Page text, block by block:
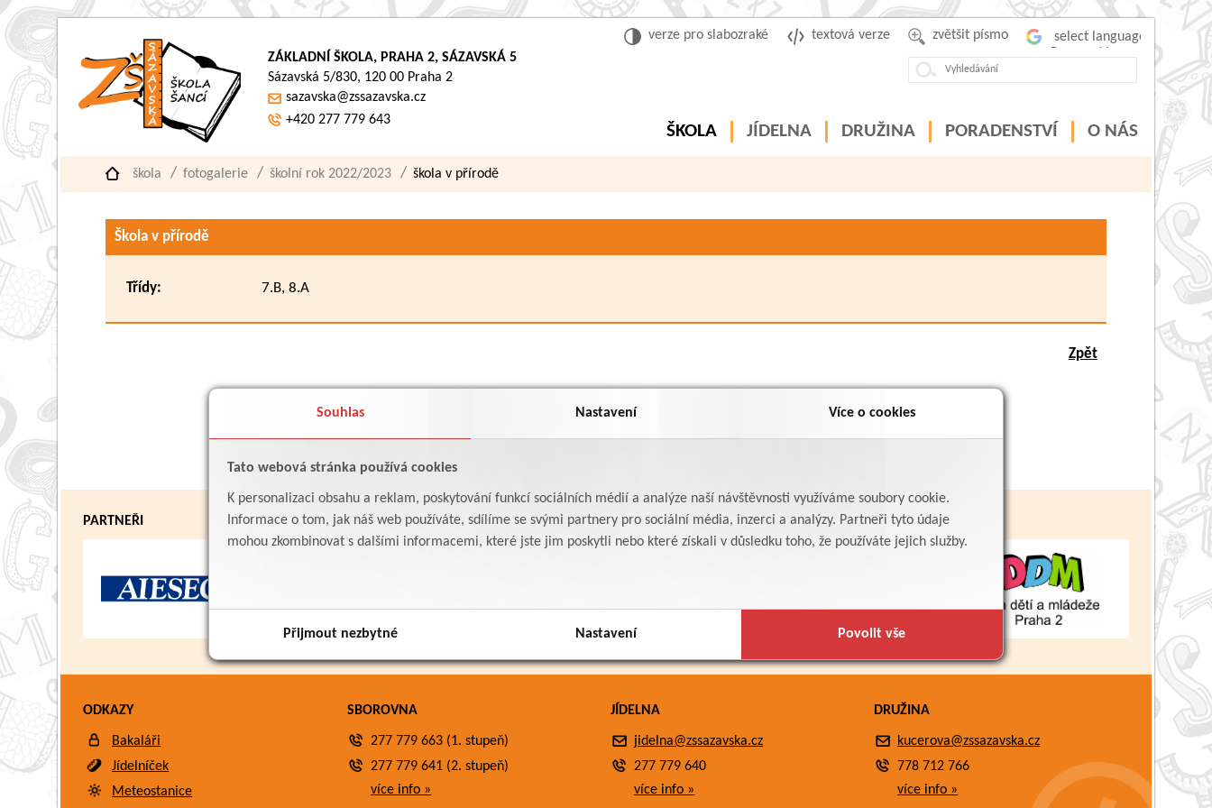
Souhlas Nastavení Více o cookies
Tato webová stránka používá cookies
K personalizaci obsahu a reklam, poskytování funkcí sociálních médií a analýze naší návštěvnosti využíváme soubory cookie.
Informace o tom, jak náš web používáte, sdílíme se svými partnery pro sociální média, inzerci a analýzy. Partneři tyto údaje
mohou zkombinovat s dalšími informacemi, které jste jim poskytli nebo které získali v důsledku toho, že používáte jejich služby.
Přijmout nezbytné Nastavení Povolit vše
zvětšit písmo
textová verze
verze pro slabozraké
ZÁKLADNÍ ŠKOLA, PRAHA 2, SÁZAVSKÁ 5
Sázavská 5/830, 120 00 Praha 2
sazavska@zssazavska.cz
+420 277 779 643
ŠKOLA JÍDELNA DRUŽINA PORADENSTVÍ O NÁS
škola fotogalerie školní rok 2022/2023 škola v přírodě
Škola v přírodě
Třídy: 7.B, 8.A
Zpět
PARTNEŘI
ODKAZY
Bakaláři
Jídelníček
Meteostanice
SBOROVNA
277 779 663 (1. stupeň)
277 779 641 (2. stupeň)
více info »
JÍDELNA
jidelna@zssazavska.cz
277 779 640
více info »
DRUŽINA
kucerova@zssazavska.cz
778 712 766
více info »